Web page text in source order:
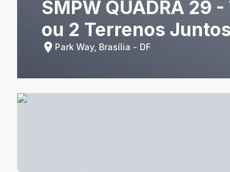
SMPW QUADRA 29
ou 2 Terrenos
Park Way, Brasília - DF